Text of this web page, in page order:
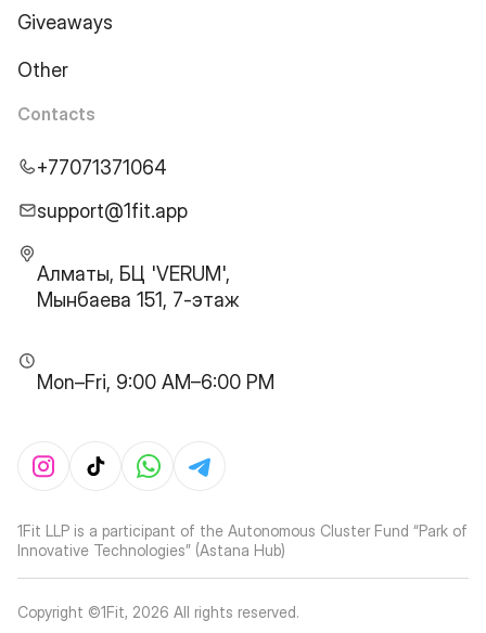
Giveaways
Other
Contacts
+77071371064
support@1fit.app
Алматы, БЦ 'VERUM',
Мынбаева 151, 7-этаж
Mon–Fri, 9:00 AM–6:00 PM
1Fit LLP is a participant of the Autonomous Cluster Fund “Park of
Innovative Technologies” (Astana Hub)
Copyright ©1Fit, 2026 All rights reserved.